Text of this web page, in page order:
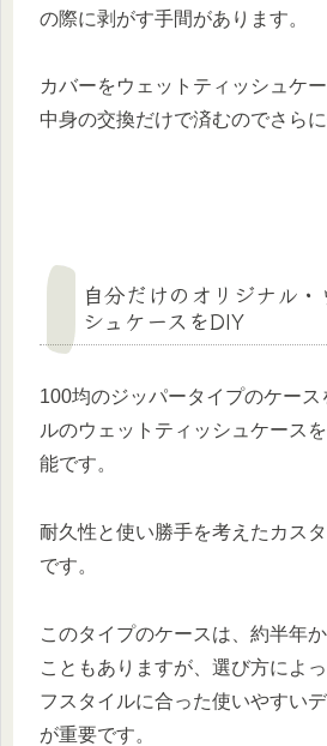
の際に剥がす手間があります。
カバーをウェットティッシュケ
中身の交換だけで済むのでさらに
自分だけのオリジナル・
シュケースをDIY
100均のジッパータイプのケー
ルのウェットティッシュケース
能です。
耐久性と使い勝手を考えたカス
です。
このタイプのケースは、約半年
こともありますが、選び方によ
フスタイルに合った使いやすい
が重要です。